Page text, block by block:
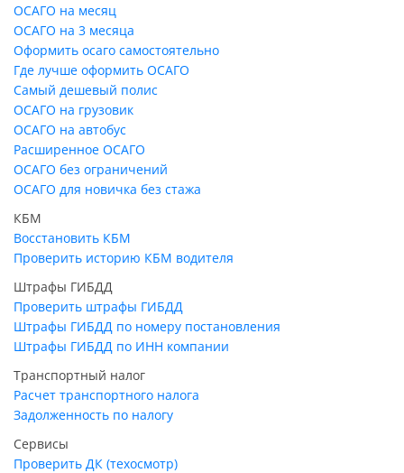
ОСАГО на месяц
ОСАГО на 3 месяца
Оформить осаго самостоятельно
Где лучше оформить ОСАГО
Самый дешевый полис
ОСАГО на грузовик
ОСАГО на автобус
Расширенное ОСАГО
ОСАГО без ограничений
ОСАГО для новичка без стажа
КБМ
Восстановить КБМ
Проверить историю КБМ водителя
Штрафы ГИБДД
Проверить штрафы ГИБДД
Штрафы ГИБДД по номеру постановления
Штрафы ГИБДД по ИНН компании
Транспортный налог
Расчет транспортного налога
Задолженность по налогу
Сервисы
Проверить ДК (техосмотр)